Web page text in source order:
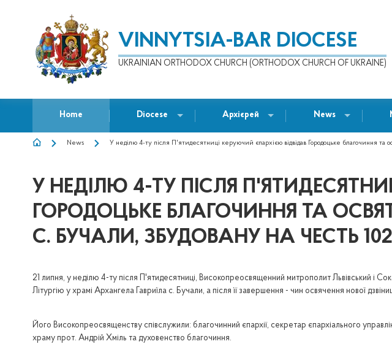
VINNYTSIA-BAR DIOCESE
UKRAINIAN ORTHODOX CHURCH (ORTHODOX CHURCH OF UKRAINE)
Home Diocese Архієрей News
BREADCRUMB
News У неділю 4-ту після П'ятидесятниці керуючий єпархією відвідав Городоцьке благочиння та
У НЕДІЛЮ 4-ТУ ПІСЛЯ
ГОРОДОЦЬКЕ БЛАГОЧИННЯ ТА
С. БУЧАЛИ, ЗБУДОВАНУ НА ЧЕСТЬ
21 липня, у неділю 4-ту після П'ятидесятниці, Високопреосвященний митрополит Львівський і
Літургію у храмі Архангела Гавриїла с. Бучали, а після її завершення - чин освячення нової
Його Високопреосвященству співслужили: благочинний єпархії, секретар єпархіального
храму прот. Андрій Хміль та духовенство благочиння.